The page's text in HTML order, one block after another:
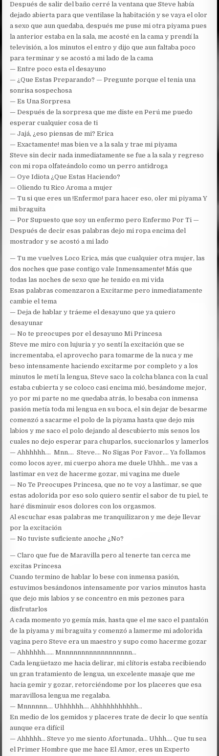
Después de salir del baño cerré la ventana que Steve había
dejado abierta para que ventilase la habitación y se vaya el olor
a sexo que aun quedaba, después me puse mi otra piyama pues
la anterior estaba en la sala, me acosté en la cama y prendí la
televisión, a los minutos el entro y dijo que aun faltaba poco
para terminar y se acostó a mi lado de la cama
— Entre poco esta el desayuno
— ¿Que Estas Preparando? — Pregunte porque el tenia una
sonrisa sospechosa
— Es Una Sorpresa
— Después de la sorpresa que me diste en Perú me puedo
esperar cualquier cosa de ti
— Jajá, ¿eso piensas de mi? Erica
— Exactamente! mas bien ve a la sala y trae mi piyama
Steve sin decir nada inmediatamente se fue a la sala y regreso
con mi ropa olfateándolo como un perro antidroga
— Oye Idiota ¿Que Estas Haciendo?
— Oliendo tu Rico Aroma a mujer
— Tu si que eres un !Enfermo! para hacer eso, oler mi piyama Y
mi braguita
— Por Supuesto que soy un enfermo pero Enfermo Por Ti —
Después de decir esas palabras dejo mi ropa encima del
mostrador y se acostó a mi lado
— Tu me vuelves Loco Erica, más que cualquier otra mujer, las
dos noches que pase contigo vale Inmensamente! Más que
todas las noches de sexo que he tenido en mi vida
Esas palabras comenzaron a Excitarme pero inmediatamente
cambie el tema
— Deja de hablar y tráeme el desayuno que ya quiero
desayunar
— No te preocupes por el desayuno Mi Princesa
Steve me miro con lujuria y yo sentí la excitación que se
incrementaba, el aprovecho para tomarme de la nuca y me
beso intensamente haciendo excitarme por completo y a los
minutos le metí la lengua, Steve saco la colcha blanca con la cual
estaba cubierta y se coloco casi encima mió, besándome mejor,
yo por mi parte no me quedaba atrás, lo besaba con inmensa
pasión metía toda mi lengua en su boca, el sin dejar de besarme
comenzó a sacarme el polo de la piyama hasta que dejo mis
labios y me saco el polo dejando al descubierto mis senos los
cuales no dejo esperar para chuparlos, succionarlos y lamerlos
— Ahhhhhh…. Mnn…. Steve…. No Sigas Por Favor…. Ya follamos
como locos ayer, mi cuerpo ahora me duele Uhhh… me vas a
lastimar en vez de hacerme gozar, mi vagina me duele
— No Te Preocupes Princesa, que no te voy a lastimar, se que
estas adolorida por eso solo quiero sentir el sabor de tu piel, te
haré disminuir esos dolores con los orgasmos.
Al escuchar esas palabras me tranquilizaron y me deje llevar
por la excitación
— No tuviste suficiente anoche ¿No?
— Claro que fue de Maravilla pero al tenerte tan cerca me
excitas Princesa
Cuando termino de hablar lo bese con inmensa pasión,
estuvimos besándonos intensamente por varios minutos hasta
que dejo mis labios y se concentro en mis pezones para
disfrutarlos
A cada momento yo gemía más, hasta que el me saco el pantalón
de la piyama y mi braguita y comenzó a lamerme mi adolorida
vagina pero Steve era un maestro y supo como hacerme gozar
— Ahhhhhh…… Mnnnnnnnnnnnnnnnnnn…
Cada lengüetazo me hacia delirar, mi clítoris estaba recibiendo
un gran tratamiento de lengua, un excelente masaje que me
hacia gemir y gozar, retorciéndome por los placeres que esa
maravillosa lengua me regalaba.
— Mnnnnnn…. Uhhhhhh…. Ahhhhhhhhhhh…
En medio de los gemidos y placeres trate de decir lo que sentía
aunque era difícil
— Ahhhhh… Steve yo me siento Afortunada… Uhhh…. Que tu sea
el Primer Hombre que me hace El Amor, eres un Experto